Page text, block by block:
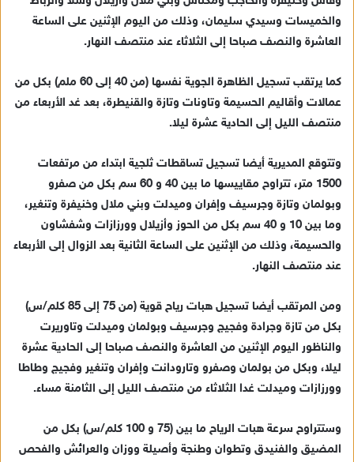
والخميسات وسيدي سليمان، وذلك من اليوم الإثنين على الساعة
العاشرة والنصف صباحا إلى الثلاثاء عند منتصف النهار.
كما يرتقب تسجيل الظاهرة الجوية نفسها (من 40 إلى 60 ملم) بكل من
عمالات وأقاليم الحسيمة وتاونات وتازة والقنيطرة، بعد غد الأربعاء من
منتصف الليل إلى الحادية عشرة ليلا.
وتتوقع المديرية أيضا تسجيل تساقطات ثلجية ابتداء من مرتفعات
1500 متر، تتراوح مقاييسها ما بين 40 و 60 سم بكل من صفرو
وبولمان وتازة وجرسيف وإفران وميدلت وبني ملال وخنيفرة وتنغير،
وما بين 10 و 40 سم بكل من الحوز وأزيلال وورزازات وشفشاون
والحسيمة، وذلك من الإثنين على الساعة الثانية بعد الزوال إلى الأربعاء
عند منتصف النهار.
ومن المرتقب أيضا تسجيل هبات رياح قوية (من 75 إلى 85 كلم/س)
بكل من تازة وجرادة وفجيج وجرسيف وبولمان وميدلت وتاوريرت
والناظور اليوم الإثنين من العاشرة والنصف صباحا إلى الحادية عشرة
ليلا، وبكل من بولمان وصفرو وتارودانت وإفران وتنغير وفجيج وطاطا
وورزازات وميدلت غدا الثلاثاء من منتصف الليل إلى الثامنة مساء.
وستتراوح سرعة هبات الرياح ما بين (75 و 100 كلم/س) بكل من
المضيق والفنيدق وتطوان وطنجة وأصيلة ووزان والعرائش والفحص